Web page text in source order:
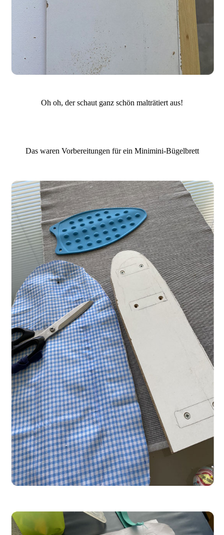
Oh oh, der schaut ganz schön malträtiert aus!
Das waren Vorbereitungen für ein Minimini-Bügelbrett